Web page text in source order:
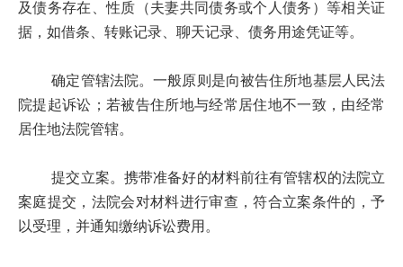
及债务存在、性质（夫妻共同债务或个人债务）等相关证
据，如借条、转账记录、聊天记录、债务用途凭证等。
确定管辖法院。一般原则是向被告住所地基层人民法
院提起诉讼；若被告住所地与经常居住地不一致，由经常
居住地法院管辖。
提交立案。携带准备好的材料前往有管辖权的法院立
案庭提交，法院会对材料进行审查，符合立案条件的，予
以受理，并通知缴纳诉讼费用。